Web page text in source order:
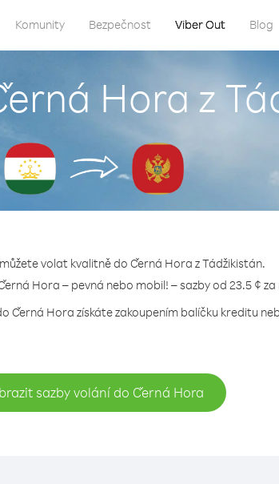
Komunity Bezpečnost Viber Out Blog
Hora z
volat kvalitně do Černá Hora z Tádžikistán.
Hora – pevná nebo mobil! – sazby od 23.5 ¢
Černá Hora získáte zakoupením balíčku kreditu
sazby volání do Černá Hora